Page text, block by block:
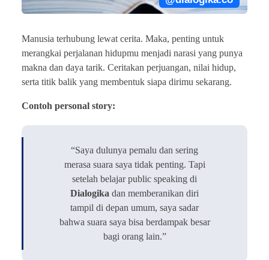
Manusia terhubung lewat cerita. Maka, penting untuk
merangkai perjalanan hidupmu menjadi narasi yang punya
makna dan daya tarik. Ceritakan perjuangan, nilai hidup,
serta titik balik yang membentuk siapa dirimu sekarang.
Contoh personal story:
“Saya dulunya pemalu dan sering
merasa suara saya tidak penting. Tapi
setelah belajar public speaking di
Dialogika dan memberanikan diri
tampil di depan umum, saya sadar
bahwa suara saya bisa berdampak besar
bagi orang lain.”